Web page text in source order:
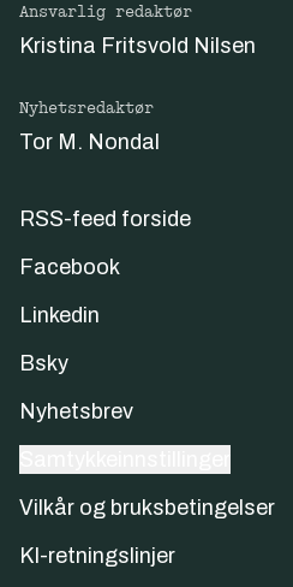
Ansvarlig redaktør
Kristina Fritsvold Nilsen
Nyhetsredaktør
Tor M. Nondal
RSS-feed forside
Facebook
Linkedin
Bsky
Nyhetsbrev
Vilkår og bruksbetingelser
KI-retningslinjer